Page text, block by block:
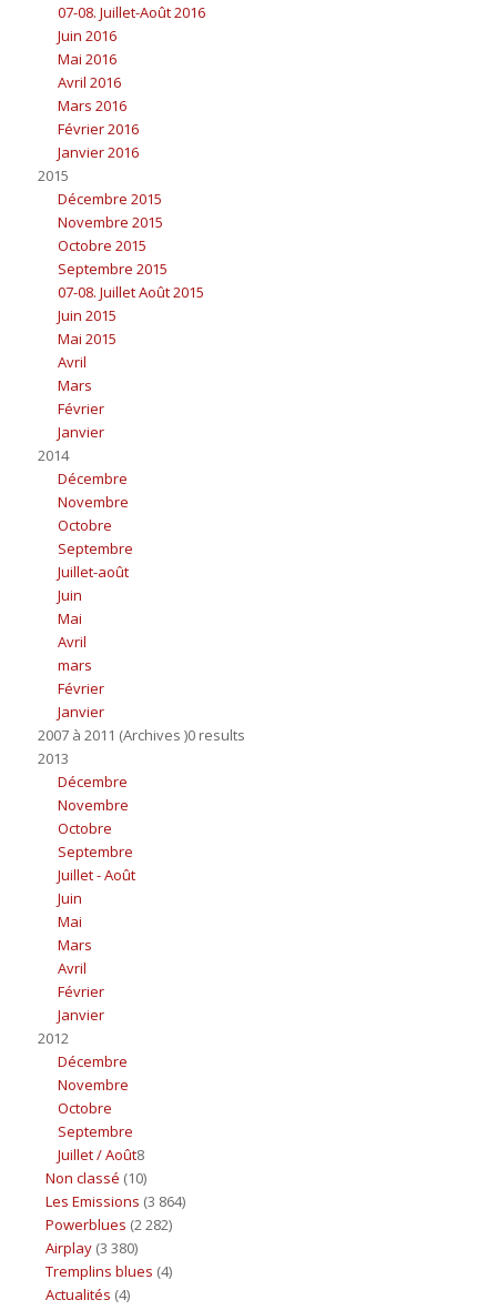
07-08. Juillet-Août 2016
Juin 2016
Mai 2016
Avril 2016
Mars 2016
Février 2016
Janvier 2016
2015
Décembre 2015
Novembre 2015
Octobre 2015
Septembre 2015
07-08. Juillet Août 2015
Juin 2015
Mai 2015
Avril
Mars
Février
Janvier
2014
Décembre
Novembre
Octobre
Septembre
Juillet-août
Juin
Mai
Avril
mars
Février
Janvier
2007 à 2011 (Archives )0 results
2013
Décembre
Novembre
Octobre
Septembre
Juillet - Août
Juin
Mai
Mars
Avril
Février
Janvier
2012
Décembre
Novembre
Octobre
Septembre
Juillet / Août8
Non classé (10)
Les Emissions (3 864)
Powerblues (2 282)
Airplay(3 380)
Tremplins blues (4)
Actualités (4)